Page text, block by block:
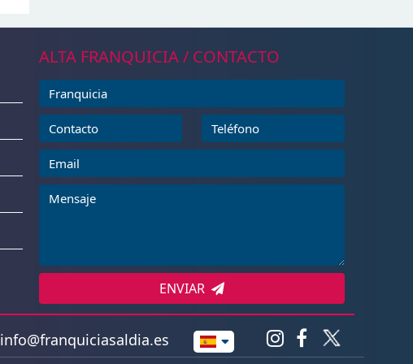
ALTA FRANQUICIA / CONTACTO
ENVIAR
info@franquiciasaldia.es